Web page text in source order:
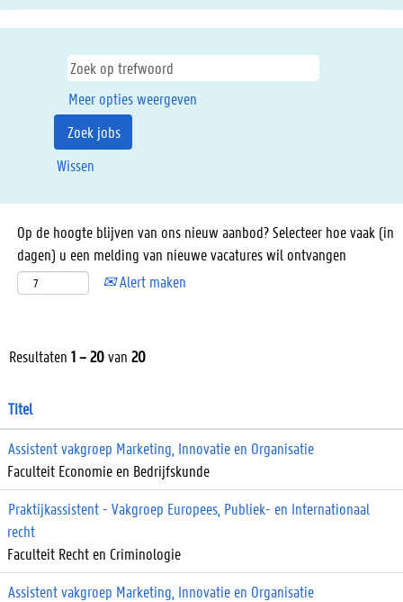
Meer opties weergeven
Wissen
Op de hoogte blijven van ons nieuw aanbod? Selecteer hoe vaak (in
dagen) u een melding van nieuwe vacatures wil ontvangen
Alert maken
Resultaten 1 – 20van 20
Titel
Assistent vakgroep Marketing, Innovatie en Organisatie
Faculteit Economie en Bedrijfskunde
Praktijkassistent - Vakgroep Europees, Publiek- en Internationaal
recht
Faculteit Recht en Criminologie
Assistent vakgroep Marketing, Innovatie en Organisatie